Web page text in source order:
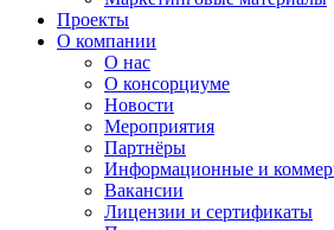
Проекты
О компании
О нас
О консорциуме
Новости
Мероприятия
Партнёры
Информационные и
Вакансии
Лицензии и сертификаты